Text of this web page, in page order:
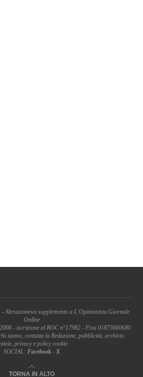
Abruzzonews supplemento a L'Opinionista Giornale
Online
- iscrizione al ROC n°17982 - P.iva 01873660680
siamo, contatta la Redazione, pubblicità, archivio
privacy e policy cookie
SOCIAL: Facebook - X
TORNA IN ALTO